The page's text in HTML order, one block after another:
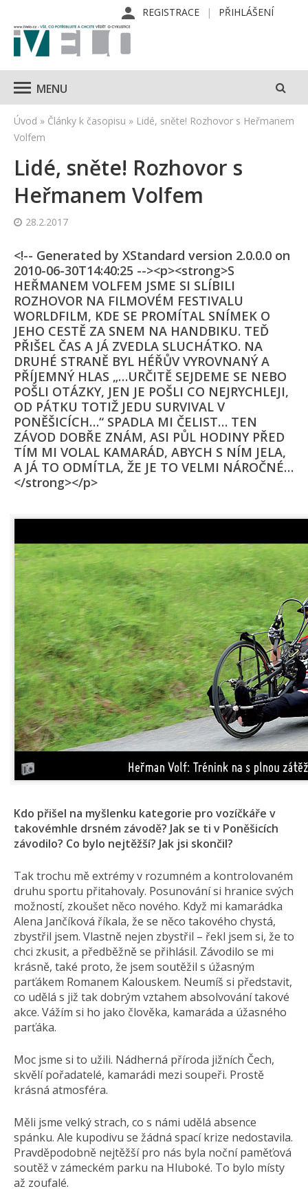
REGISTRACE PŘIHLÁŠENÍ
MENU
Úvod » Články k časopisu » Lidé, sněte! Rozhovor s Heřmanem
Volfem
Lidé, sněte! Rozhovor s
Heřmanem Volfem
28.2.2017
<!-- Generated by XStandard version 2.0.0.0 on
2010-06-30T14:40:25 --><p><strong>S
HEŘMANEM VOLFEM JSME SI SLÍBILI
ROZHOVOR NA FILMOVÉM FESTIVALU
WORLDFILM, KDE SE PROMÍTAL SNÍMEK O
JEHO CESTĚ ZA SNEM NA HANDBIKU. TEĎ
PŘIŠEL ČAS A JÁ ZVEDLA SLUCHÁTKO. NA
DRUHÉ STRANĚ BYL HÉŘŮV VYROVNANÝ A
PŘÍJEMNÝ HLAS „…URČITĚ SEJDEME SE NEBO
POŠLI OTÁZKY, JEN JE POŠLI CO NEJRYCHLEJI,
OD PÁTKU TOTIŽ JEDU SURVIVAL V
PONĚŠICÍCH…“ SPADLA MI ČELIST… TEN
ZÁVOD DOBŘE ZNÁM, ASI PŮL HODINY PŘED
TÍM MI VOLAL KAMARÁD, ABYCH S NÍM JELA,
A JÁ TO ODMÍTLA, ŽE JE TO VELMI NÁROČNÉ…
</strong></p>
Kdo přišel na myšlenku kategorie pro vozíčkáře v
takovémhle drsném závodě? Jak se ti v Poněšicích
závodilo? Co bylo nejtěžší? Jak jsi skončil?
Tak trochu mě extrémy v rozumném a kontrolovaném
druhu sportu přitahovaly. Posunování si hranice svých
možností, zkoušet něco nového. Když mi kamarádka
Alena Jančíková říkala, že se něco takového chystá,
zbystřil jsem. Vlastně nejen zbystřil – řekl jsem si, že to
chci zkusit, a předběžně se přihlásil. Závodilo se mi
krásně, také proto, že jsem soutěžil s úžasným
parťákem Romanem Kalouskem. Neumíš si představit,
co udělá s již tak dobrým vztahem absolvování takové
akce. Vážím si ho jako člověka, kamaráda a úžasného
parťáka.
Moc jsme si to užili. Nádherná příroda jižních Čech,
skvělí pořadatelé, kamarádi mezi soupeři. Prostě
krásná atmosféra.
Měli jsme velký strach, co s námi udělá absence
spánku. Ale kupodivu se žádná spací krize nedostavila.
Pravděpodobně nejtěžší pro nás byla noční paměťová
soutěž v zámeckém parku na Hluboké. To bylo místy
až zoufalé.